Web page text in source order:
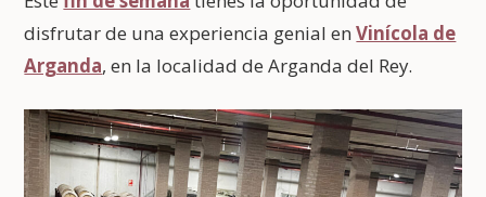
disfrutar de una experiencia genial enVinícola de
Arganda, en la localidad de Arganda del Rey.